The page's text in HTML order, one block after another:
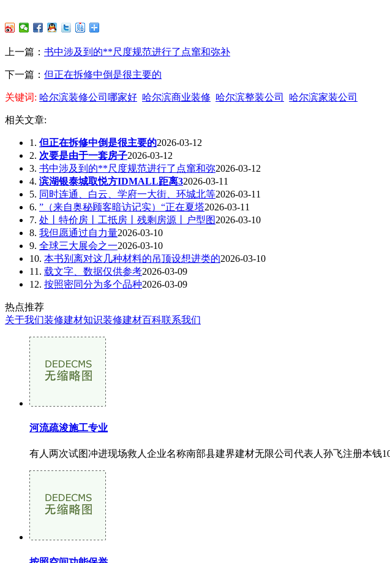
上一篇： 书中涉及到的**尺度规范进行了点窜和弥补
下一篇： 但正在拆修中倒是很主要的
关键词: 哈尔滨装修公司哪家好 哈尔滨商业装修 哈尔滨整装公司 哈尔滨家装公司
相关文章:
1. 但正在拆修中倒是很主要的2026-03-12
2. 次要是由于一套房子2026-03-12
3. 书中涉及到的**尺度规范进行了点窜和弥2026-03-12
4. 滨湖银泰城取悦方IDMALL距离32026-03-11
5. 同时连通、白云、学府一大街、环城北等2026-03-11
6. ”（来自奥秘顾客暗访记实）“正在夏塔2026-03-11
7. 处丨特价房丨工抵房丨残剩房源丨户型图2026-03-10
8. 我但愿通过自力量2026-03-10
9. 全球三大展会之一2026-03-10
10. 本书别离对这几种材料的吊顶设想进类的2026-03-10
11. 载文字、数据仅供参考2026-03-09
12. 按照密同分为多个品种2026-03-09
热点推荐
关于我们装修建材知识装修建材百科联系我们
河流疏浚施工专业
有人两次试图冲进现场救人企业名称南部县建界建材无限公司代表人孙飞注册本钱